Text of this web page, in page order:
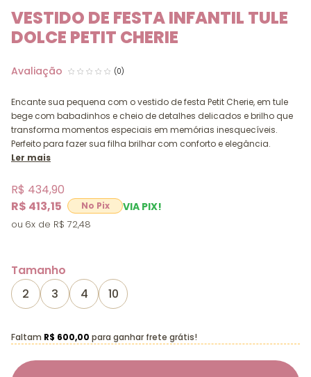
VESTIDO DE FESTA INFANTIL TULE
DOLCE PETIT CHERIE
(0)
Encante sua pequena com o vestido de festa Petit Cherie, em tule
bege com babadinhos e cheio de detalhes delicados e brilho que
transforma momentos especiais em memórias inesquecíveis.
Perfeito para fazer sua filha brilhar com conforto e elegância.
Ler mais
R$ 413,15 VIA PIX!
R$ 434,90
6x R$ 72,48
Tamanho
2
3 4 10
Faltam R$ 600,00 para ganhar frete grátis!